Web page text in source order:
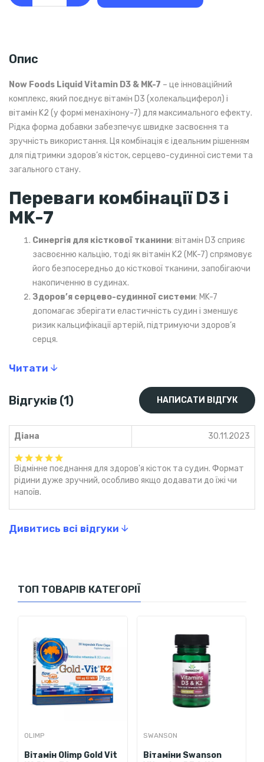
Опис
Now Foods Liquid Vitamin D3 & MK-7 – це інноваційний
комплекс, який поєднує вітамін D3 (холекальциферол) і
вітамін K2 (у формі менахінону-7) для максимального ефекту.
Рідка форма добавки забезпечує швидке засвоєння та
зручність використання. Ця комбінація є ідеальним рішенням
для підтримки здоров’я кісток, серцево-судинної системи та
загального стану.
Переваги комбінації D3 і
MK-7
Синергія для кісткової тканини: вітамін D3 сприяє
засвоєнню кальцію, тоді як вітамін K2 (MK-7) спрямовує
його безпосередньо до кісткової тканини, запобігаючи
накопиченню в судинах.
Здоров’я серцево-судинної системи: MK-7
допомагає зберігати еластичність судин і зменшує
ризик кальцифікації артерій, підтримуючи здоров’я
серця.
швидке засвоєння нутрієнтів, особливо у людей із
Імунна підтримка
: D3 активізує імунні клітини, що
допомагає організму ефективно захищатися від
інфекцій.
Користь для спортсменів
Зміцнення кісток і суглобів для витривалості та
зменшення ризику травм.
Поліпшення роботи серцево-судинної системи для
продукт стане відмінним вибором для підтримки здоров’я
Рекомендації із застосування
Добре струсіть.Приймайте по 5 крапель щодня в чистому
вигляді або додавайте до улюбленого напою.
Рекомендується вживати під час прийому жирної їжі.
Читати
Відгуків (1) НАПИСАТИ ВІДГУК
Діана 30.11.2023
Відмінне поєднання для здоров'я кісток та судин. Формат
рідини дуже зручний, особливо якщо додавати до їжі чи
напоїв.
Дивитись всі відгуки
ТОП ТОВАРІВ КАТЕГОРІЇ
OLIMP
Вітамін Olimp Gold Vit
SWANSON
Вітаміни Swanson